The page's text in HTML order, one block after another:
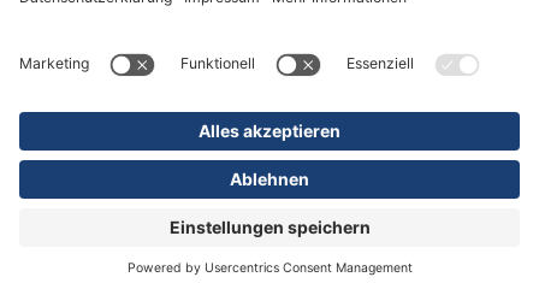
Ihre Gesundheit im Mittelpunkt -
Therapeutische Vielfalt in der DR.